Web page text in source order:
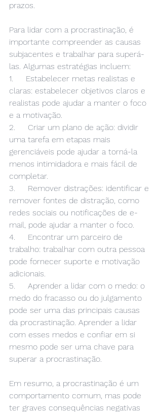
prazos.
Para lidar com a procrastinação, é
importante compreender as causas
subjacentes e trabalhar para superá-
las. Algumas estratégias incluem:
1.     Estabelecer metas realistas e
claras: estabelecer objetivos claros e
realistas pode ajudar a manter o foco
e a motivação.
2.     Criar um plano de ação: dividir
uma tarefa em etapas mais
gerenciáveis pode ajudar a torná-la
menos intimidadora e mais fácil de
completar.
3.     Remover distrações: identificar e
remover fontes de distração, como
redes sociais ou notificações de e-
mail, pode ajudar a manter o foco.
4.     Encontrar um parceiro de
trabalho: trabalhar com outra pessoa
pode fornecer suporte e motivação
adicionais.
5.     Aprender a lidar com o medo: o
medo do fracasso ou do julgamento
pode ser uma das principais causas
da procrastinação. Aprender a lidar
com esses medos e confiar em si
mesmo pode ser uma chave para
superar a procrastinação.
Em resumo, a procrastinação é um
comportamento comum, mas pode
ter graves consequências negativas